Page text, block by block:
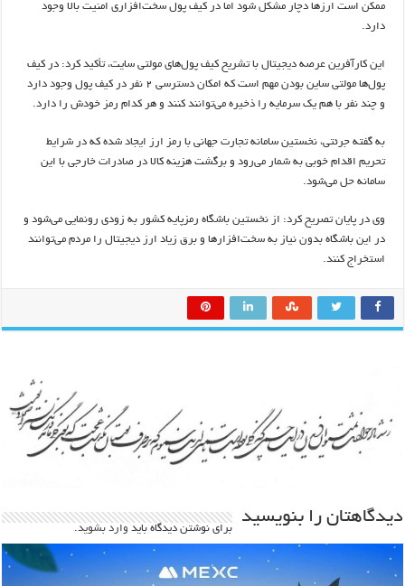
ممکن است ارزها دچار مشکل شود اما در کیف پول سخت‌افزاری امنیت بالا وجود
دارد.
این کارآفرین عرصه دیجیتال با تشریح کیف پول‌های مولتی سایت، تأکید کرد: در کیف
پول‌ها مولتی ساین بودن مهم است که امکان دسترسی ۲ نفر در کیف پول وجود دارد
و چند نفر با هم یک سرمایه را ذخیره می‌توانند کنند و هر کدام رمز خودش را دارد.
به گفته جرئتی، نخستین سامانه تجارت جهانی با رمز ارز ایجاد شده که در شرایط
تحریم اقدام خوبی به شمار می‌رود و برگشت هزینه کالا در صادرات خارجی با این
سامانه حل می‌شود.
وی در پایان تصریح کرد: از نخستین باشگاه رمزپایه کشور به زودی رونمایی می‌‌شود و
در این باشگاه بدون نیاز به سخت‌افزارها و برق زیاد ارز دیجیتال را مردم می‌توانند
استخراج کنند.
دیدگاهتان را بنویسید
برای نوشتن دیدگاه باید وارد بشوید.